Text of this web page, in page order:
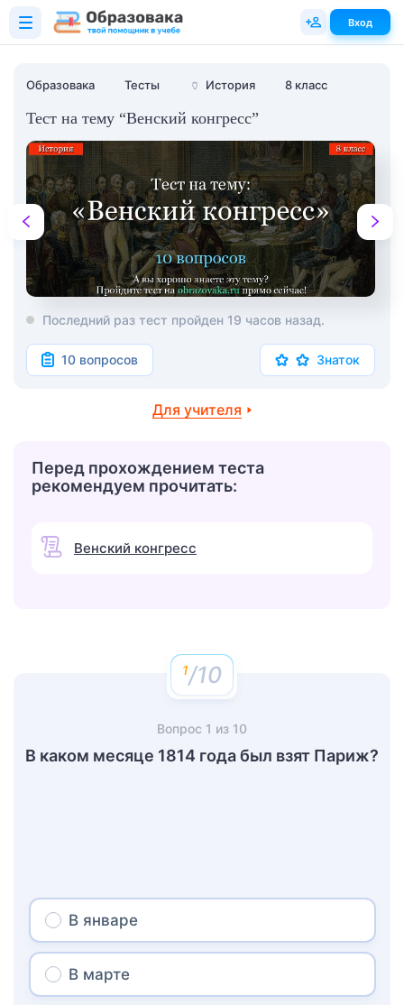
Образовака Тесты 🏺 История 8 класс
Тест на тему “Венский конгресс”
Последний раз тест пройден 19 часов назад.
10 вопросов Знаток
Для учителя
Перед прохождением теста
рекомендуем прочитать:
Венский конгресс
/10
Вопрос 1 из 10
В каком месяце 1814 года был взят Париж?
В январе
В марте
Вход